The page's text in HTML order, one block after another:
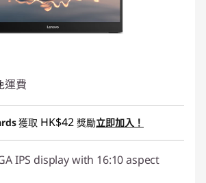
運費
獲取 HK$42 獎勵立即加入！
IPS display with 16:10 aspect